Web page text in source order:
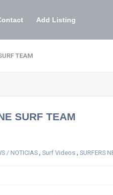
Add Listing
TEAM
SURF TEAM
/ NOTICIAS, Surf Videos , SURFERS